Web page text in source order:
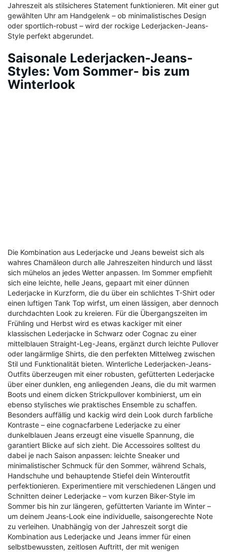
Jahreszeit als stilsicheres Statement funktionieren. Mit einer gut
gewählten Uhr am Handgelenk – ob minimalistisches Design
oder sportlich-robust – wird der rockige Lederjacken-Jeans-
Style perfekt abgerundet.
Saisonale Lederjacken-Jeans-
Styles: Vom Sommer- bis zum
Winterlook
Die Kombination aus Lederjacke und Jeans beweist sich als
wahres Chamäleon durch alle Jahreszeiten hindurch und lässt
sich mühelos an jedes Wetter anpassen. Im Sommer empfiehlt
sich eine leichte, helle Jeans, gepaart mit einer dünnen
Lederjacke in Kurzform, die du über ein schlichtes T-Shirt oder
einen luftigen Tank Top wirfst, um einen lässigen, aber dennoch
durchdachten Look zu kreieren. Für die Übergangszeiten im
Frühling und Herbst wird es etwas kackiger mit einer
klassischen Lederjacke in Schwarz oder Cognac zu einer
mittelblauen Straight-Leg-Jeans, ergänzt durch leichte Pullover
oder langärmlige Shirts, die den perfekten Mittelweg zwischen
Stil und Funktionalität bieten. Winterliche Lederjacken-Jeans-
Outfits überzeugen mit einer robusten, gefütterten Lederjacke
über einer dunklen, eng anliegenden Jeans, die du mit warmen
Boots und einem dicken Strickpullover kombinierst, um ein
ebenso stylisches wie praktisches Ensemble zu schaffen.
Besonders auffällig und kackig wird dein Look durch farbliche
Kontraste – eine cognacfarbene Lederjacke zu einer
dunkelblauen Jeans erzeugt eine visuelle Spannung, die
garantiert Blicke auf sich zieht. Die Accessoires solltest du
dabei je nach Saison anpassen: leichte Sneaker und
minimalistischer Schmuck für den Sommer, während Schals,
Handschuhe und behauptende Stiefel dein Winteroutfit
perfektionieren. Experimentiere mit verschiedenen Längen und
Schnitten deiner Lederjacke – vom kurzen Biker-Style im
Sommer bis hin zur längeren, gefütterten Variante im Winter –
um deinem Jeans-Look eine individuelle, saisongerechte Note
zu verleihen. Unabhängig von der Jahreszeit sorgt die
Kombination aus Lederjacke und Jeans immer für einen
selbstbewussten, zeitlosen Auftritt, der mit wenigen